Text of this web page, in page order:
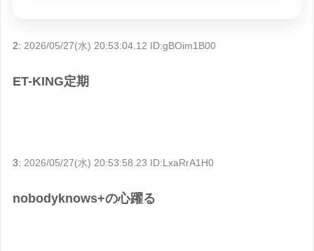
2: 2026/05/27(水) 20:53:04.12 ID:gBOim1B00
ET-KING定期
3: 2026/05/27(水) 20:53:58.23 ID:LxaRrA1H0
nobodyknows+の心躍る